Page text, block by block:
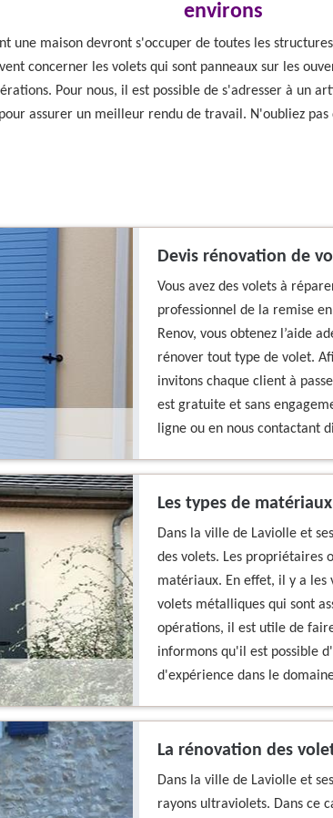
environs
une maison devront s'occuper de toutes les
concerner les volets qui sont panneaux sur les
Pour nous, il est possible de s'adresser à un
assurer un meilleur rendu de travail. N'oubliez
Devis rénovation de
Vous avez des volets à
professionnel de la remise
Renov, vous obtenez l’aide
rénover tout type de volet.
invitons chaque client à
est gratuite et sans
ligne ou en nous contactant
Les types de
Dans la ville de Laviolle et
des volets. Les propriétaires
matériaux. En effet, il y a les
volets métalliques qui sont
opérations, il est utile de
informons qu'il est possible
d'expérience dans le
La rénovation des
Dans la ville de Laviolle et
rayons ultraviolets. Dans ce